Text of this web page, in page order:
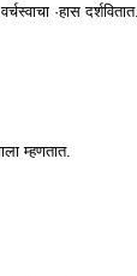
·हास दर्शवितात.
म्हणतात.